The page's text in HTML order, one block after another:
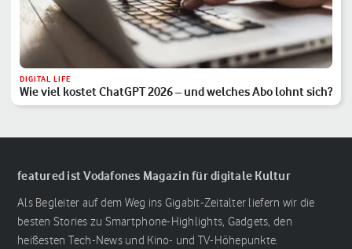
DIGITAL LIFE
Wie viel kostet ChatGPT 2026 – und welches Abo lohnt sich?
featured ist Vodafones Magazin für digitale Kultur
Als Begleiter auf dem Weg ins Gigabit-Zeitalter liefern wir die
besten Stories zu Smartphone-Highlights, Gadgets, den
heißesten Tech-News und Kino- und TV-Höhepunkte.